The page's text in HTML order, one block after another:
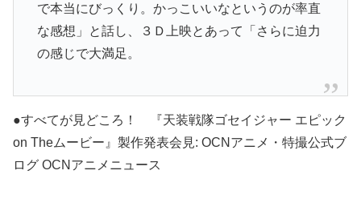
で本当にびっくり。かっこいいなというのが率直
な感想」と話し、３Ｄ上映とあって「さらに迫力
の感じで大満足。
●すべてが見どころ！ 『天装戦隊ゴセイジャー エピック
on Theムービー』製作発表会見: OCNアニメ・特撮公式ブ
ログ OCNアニメニュース